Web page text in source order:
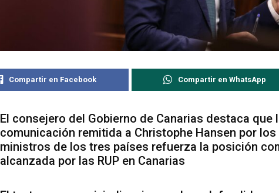
Compartir en Facebook Compartir en WhatsApp
El consejero del Gobierno de Canarias destaca que
comunicación remitida a Christophe Hansen por los
ministros de los tres países refuerza la posición
alcanzada por las RUP en Canarias